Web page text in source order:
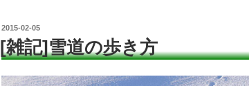
投
稿
日:
2015-02-05
[雑記]雪道の歩き方